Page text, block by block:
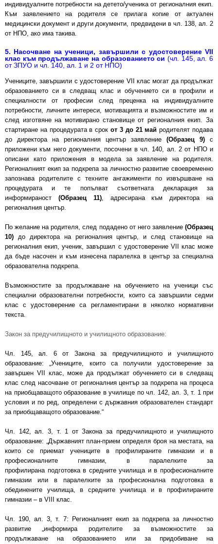
индивидуалните потребности на детето/ученика от регионалния екип.
Към заявлението на родителя се прилага копие от актуален
медицински документ и други документи, предвидени в чл. 138, ал. 2
от НПО, ако има такива.
5. Насочване на ученици, завършили с удостоверение VII
клас към продължаване на образованието си (чл. 145, ал. 6
от ЗПУО и чл. 140, ал. 1 и 2 от НПО)
Учениците, завършили с удостоверение VII клас могат да продължат
образованието си в следващ клас и обучението си в профили и
специалности от професии след преценка на индивидуалните
потребности, личните интереси, мотивацията и възможностите им и
след изготвяне на мотивирано становище от регионалния екип. За
стартиране на процедурата в срокот 3 до 21 май родителят подава
до директора на регионалния център заявление (Образец 9) с
приложени към него документи, посочени в чл. 140, ал. 2 от НПО и
описани като приложения в модела за заявление на родителя.
Регионалният екип за подкрепа за личностно развитие своевременно
запознава родителите с техните ангажименти по извършване на
процедурата и те попълват съответната декларация за
информираност (Образец 11), адресирана към директора на
регионалния център.
По желание на родителя, след подадено от него заявление (Образец
10) до директора на регионалния център, и след становище на
регионалния екип, ученик, завършил с удостоверение VII клас може
да бъде насочен и към изнесена паралелка в център за специална
образователна подкрепа.
Възможностите за продължаване на обучението на ученици със
специални образователни потребности, които са завършили седми
клас с удостоверение са регламентирани в няколко нормативни
текста.
Закон за предучилищното и училищното образование:
Чл. 145, ал. 6 от Закона за предучилищното и училищното
образование: „Учениците, които са получили удостоверение за
завършен VII клас, може да продължат обучението си в следващ
клас след насочване от регионалния център за подкрепа на процеса
на приобщаващото образование в училище по чл. 142, ал. 3, т. 1 при
условия и по ред, определени с държавния образователен стандарт
за приобщаващото образование.“
Чл. 142, ал. 3, т. 1 от Закона за предучилищното и училищното
образование: „Държавният план-прием определя броя на местата, на
които се приемат учениците в профилираните гимназии и в
професионалните гимназии, в паралелките за
профилирана подготовка в средните училища и в професионалните
гимназии или в паралелките за професионална подготовка в
обединените училища, в средните училища и в профилираните
гимназии – в VІІІ клас.
Чл. 190, ал. 3, т. 7: Регионалният екип за подкрепа за личностно
развитие „информира родителите за възможностите за
продължаване на образованието или за придобиване на